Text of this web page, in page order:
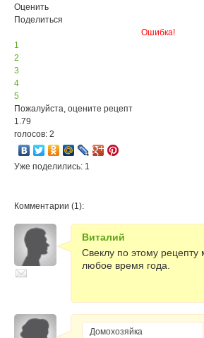
Оценить
Поделиться
Ошибка!
1
2
3
4
5
Пожалуйста, оцените рецепт
1.79
голосов: 2
Уже поделились: 1
Комментарии (1):
Виталий
Свеклу по этому рецепту
любое время года.